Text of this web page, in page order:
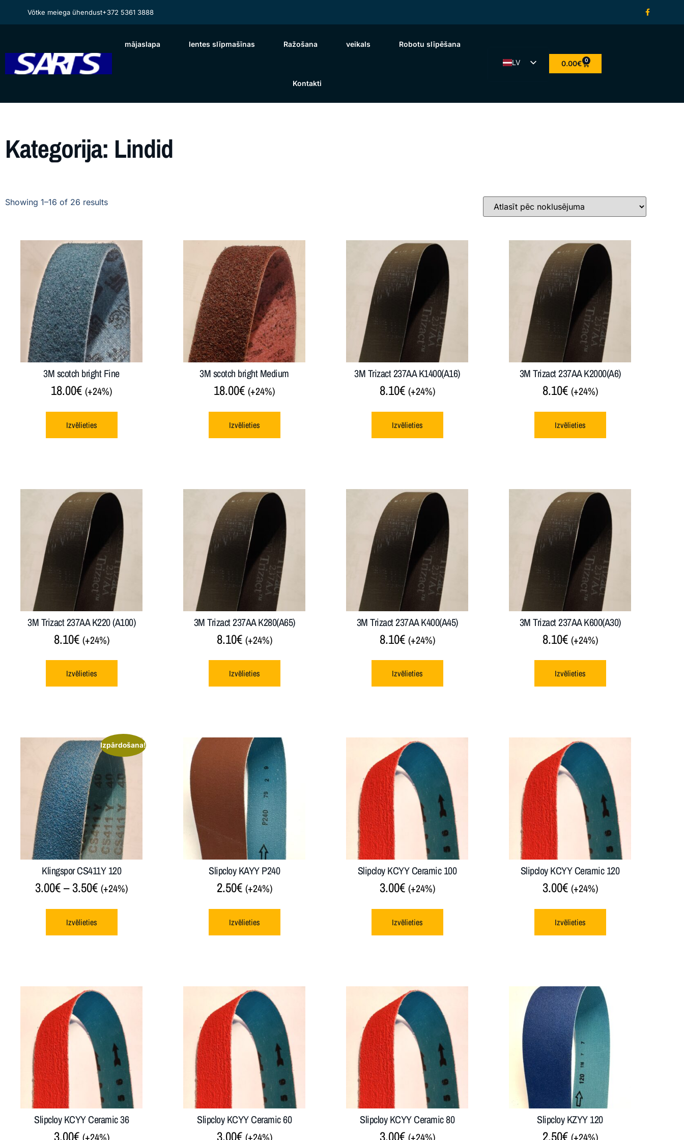
Võtke meiega ühendust+372 5361 3888
mājaslapa lentes slīpmašīnas Ražošana veikals Robotu slīpēšana
Kontakti
LV 0.00€ 0
Kategorija: Lindid
Showing 1–16 of 26 results
3M scotch bright Fine
18.00€ (+24%)
Izvēlieties
3M scotch bright Medium
18.00€ (+24%)
Izvēlieties
3M Trizact 237AA K1400(A16)
8.10€ (+24%)
Izvēlieties
3M Trizact 237AA K2000(A6)
8.10€ (+24%)
Izvēlieties
3M Trizact 237AA K220 (A100)
8.10€ (+24%)
Izvēlieties
3M Trizact 237AA K280(A65)
8.10€ (+24%)
Izvēlieties
3M Trizact 237AA K400(A45)
8.10€ (+24%)
Izvēlieties
3M Trizact 237AA K600(A30)
8.10€ (+24%)
Izvēlieties
Izpārdošana!
Klingspor CS411Y 120
3.00€–3.50€ (+24%)
Izvēlieties
Slipcloy KAYY P240
2.50€ (+24%)
Izvēlieties
Slipcloy KCYY Ceramic 100
3.00€ (+24%)
Izvēlieties
Slipcloy KCYY Ceramic 120
3.00€ (+24%)
Izvēlieties
Slipcloy KCYY Ceramic 36
3.00€ (+24%)
Slipcloy KCYY Ceramic 60
3.00€ (+24%)
Slipcloy KCYY Ceramic 80
3.00€ (+24%)
Slipcloy KZYY 120
2.50€ (+24%)